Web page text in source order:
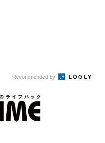
Recommended by